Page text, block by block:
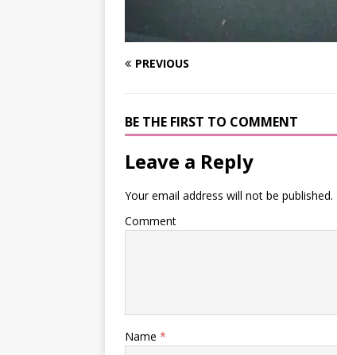
PREVIOUS
BE THE FIRST TO COMMENT
Leave a Reply
Your email address will not be published.
Comment
Name *